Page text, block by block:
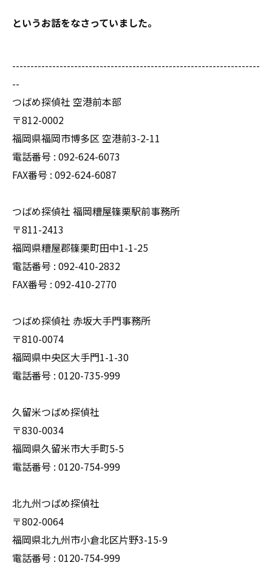
というお話をなさっていました。
--------------------------------------------------------------------
--
つばめ探偵社 空港前本部
〒812-0002
福岡県福岡市博多区 空港前3-2-11
電話番号 : 092-624-6073
FAX番号 : 092-624-6087
つばめ探偵社 福岡糟屋篠栗駅前事務所
〒811-2413
福岡県糟屋郡篠栗町田中1-1-25
電話番号 : 092-410-2832
FAX番号 : 092-410-2770
つばめ探偵社 赤坂大手門事務所
〒810-0074
福岡県中央区大手門1-1-30
電話番号 : 0120-735-999
久留米つばめ探偵社
〒830-0034
福岡県久留米市大手町5-5
電話番号 : 0120-754-999
北九州つばめ探偵社
〒802-0064
福岡県北九州市小倉北区片野3-15-9
電話番号 : 0120-754-999